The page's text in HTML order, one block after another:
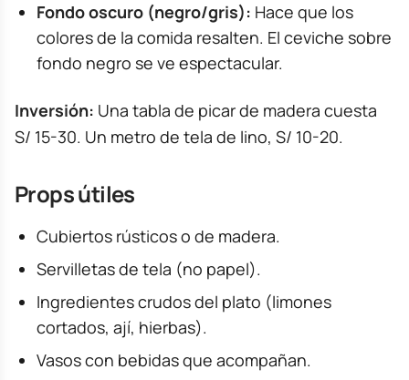
Fondo oscuro (negro/gris): Hace que los
colores de la comida resalten. El ceviche sobre
fondo negro se ve espectacular.
Inversión: Una tabla de picar de madera cuesta
S/ 15-30. Un metro de tela de lino, S/ 10-20.
Props útiles
Cubiertos rústicos o de madera.
Servilletas de tela (no papel).
Ingredientes crudos del plato (limones
cortados, ají, hierbas).
Vasos con bebidas que acompañan.